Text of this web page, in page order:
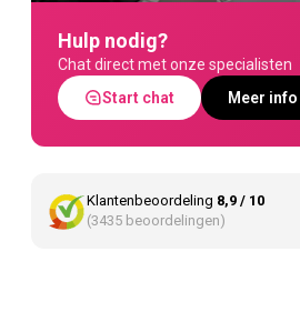
Hulp nodig?
Chat direct met onze specialisten
Start chat
Meer info
Klantenbeoordeling 8,9 / 10
(3435 beoordelingen)